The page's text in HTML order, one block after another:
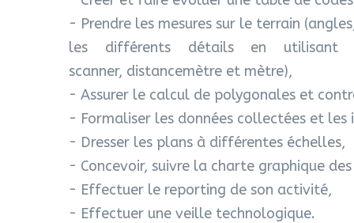
- Prendre les mesures sur le terrain
les différents détails en utilisant
scanner, distancemètre et mètre),
- Assurer le calcul de polygonales et
- Formaliser les données collectées et
- Dresser les plans à différentes échelles,
- Concevoir, suivre la charte graphique
- Effectuer le reporting de son activité,
- Effectuer une veille technologique.